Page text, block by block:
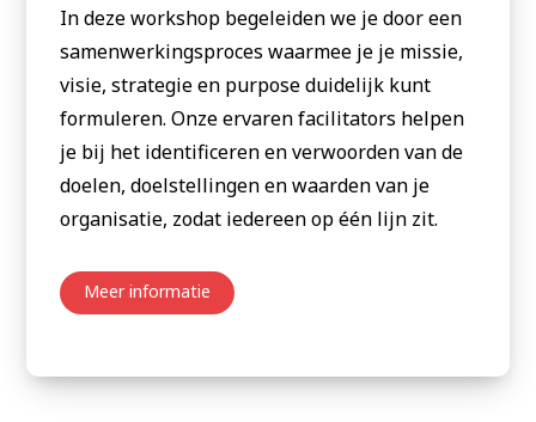
In deze workshop begeleiden we je door een
samenwerkingsproces waarmee je je missie,
visie, strategie en purpose duidelijk kunt
formuleren. Onze ervaren facilitators helpen
je bij het identificeren en verwoorden van de
doelen, doelstellingen en waarden van je
organisatie, zodat iedereen op één lijn zit.
Meer informatie